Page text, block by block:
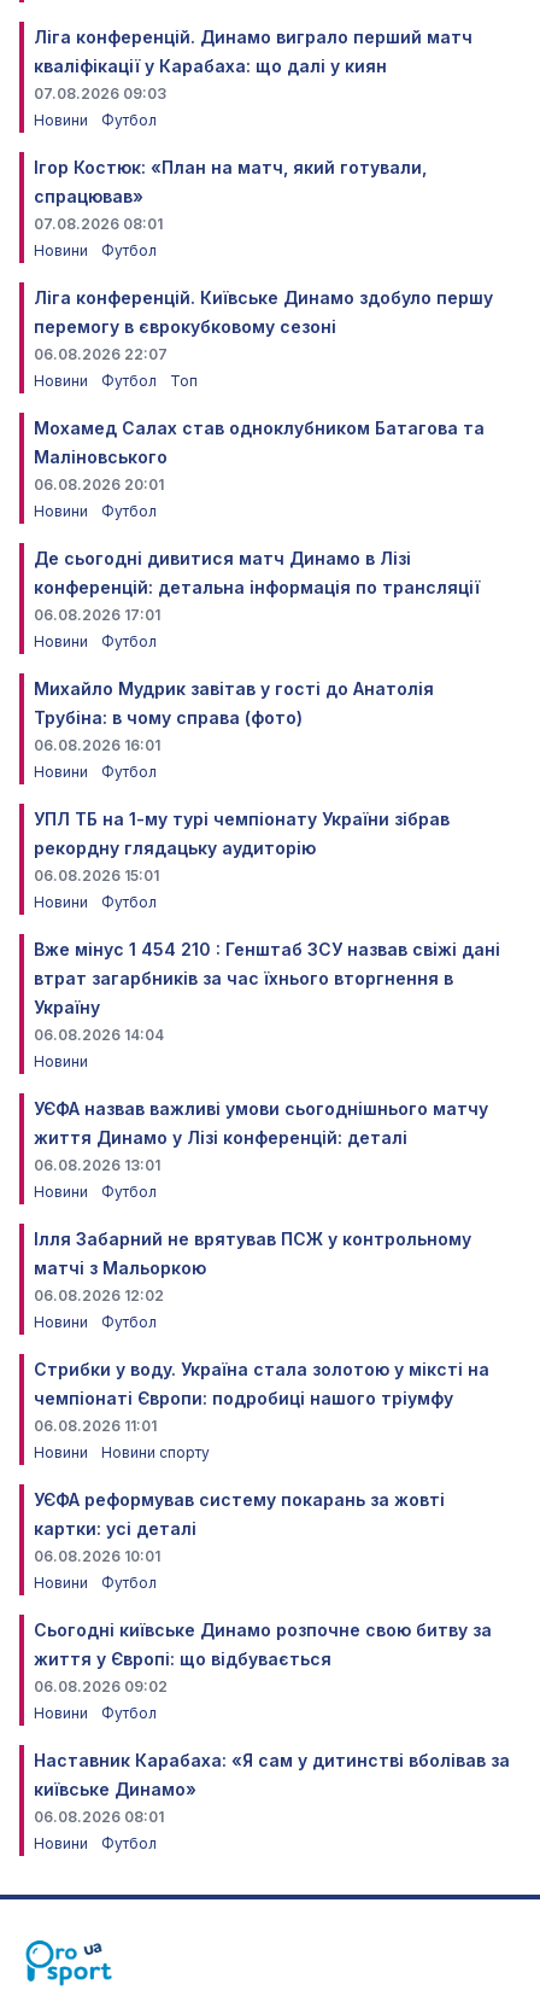
Ліга конференцій. Динамо виграло перший матч
кваліфікації у Карабаха: що далі у киян
07.08.2026 09:03
Новини
Футбол
Ігор Костюк: «План на матч, який готували,
спрацював»
07.08.2026 08:01
Новини
Футбол
Ліга конференцій. Київське Динамо здобуло першу
перемогу в єврокубковому сезоні
06.08.2026 22:07
Новини
Футбол Топ
Мохамед Салах став одноклубником Батагова та
Маліновського
06.08.2026 20:01
Новини
Футбол
Де сьогодні дивитися матч Динамо в Лізі
конференцій: детальна інформація по трансляції
06.08.2026 17:01
Новини
Футбол
Михайло Мудрик завітав у гості до Анатолія
Трубіна: в чому справа (фото)
06.08.2026 16:01
Новини
Футбол
УПЛ ТБ на 1-му турі чемпіонату України зібрав
рекордну глядацьку аудиторію
06.08.2026 15:01
Новини
Футбол
Вже мінус 1 454 210 : Генштаб ЗСУ назвав свіжі дані
втрат загарбників за час їхнього вторгнення в
Україну
06.08.2026 14:04
Новини
УЄФА назвав важливі умови сьогоднішнього матчу
життя Динамо у Лізі конференцій: деталі
06.08.2026 13:01
Новини
Футбол
Ілля Забарний не врятував ПСЖ у контрольному
матчі з Мальоркою
06.08.2026 12:02
Новини
Футбол
Стрибки у воду. Україна стала золотою у міксті на
чемпіонаті Європи: подробиці нашого тріумфу
06.08.2026 11:01
Новини
Новини спорту
УЄФА реформував систему покарань за жовті
картки: усі деталі
06.08.2026 10:01
Новини
Футбол
Сьогодні київське Динамо розпочне свою битву за
життя у Європі: що відбувається
06.08.2026 09:02
Новини
Футбол
Наставник Карабаха: «Я сам у дитинстві вболівав за
київське Динамо»
06.08.2026 08:01
Новини
Футбол